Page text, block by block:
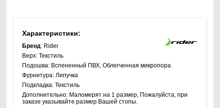
Характеристики:
Бренд: Rider
Верх:Текстиль
Подошва: Вспененный ПВХ, Облегченная микропора
Фурнитура:Липучка
Подкладка:Текстиль
Дополнительно: Маломерят на 1 размер, Пожалуйста, при
заказе указывайте размер Вашей стопы.